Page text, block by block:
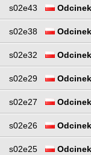
s02e43
s02e38
s02e32
s02e29
s02e27
s02e26
s02e25